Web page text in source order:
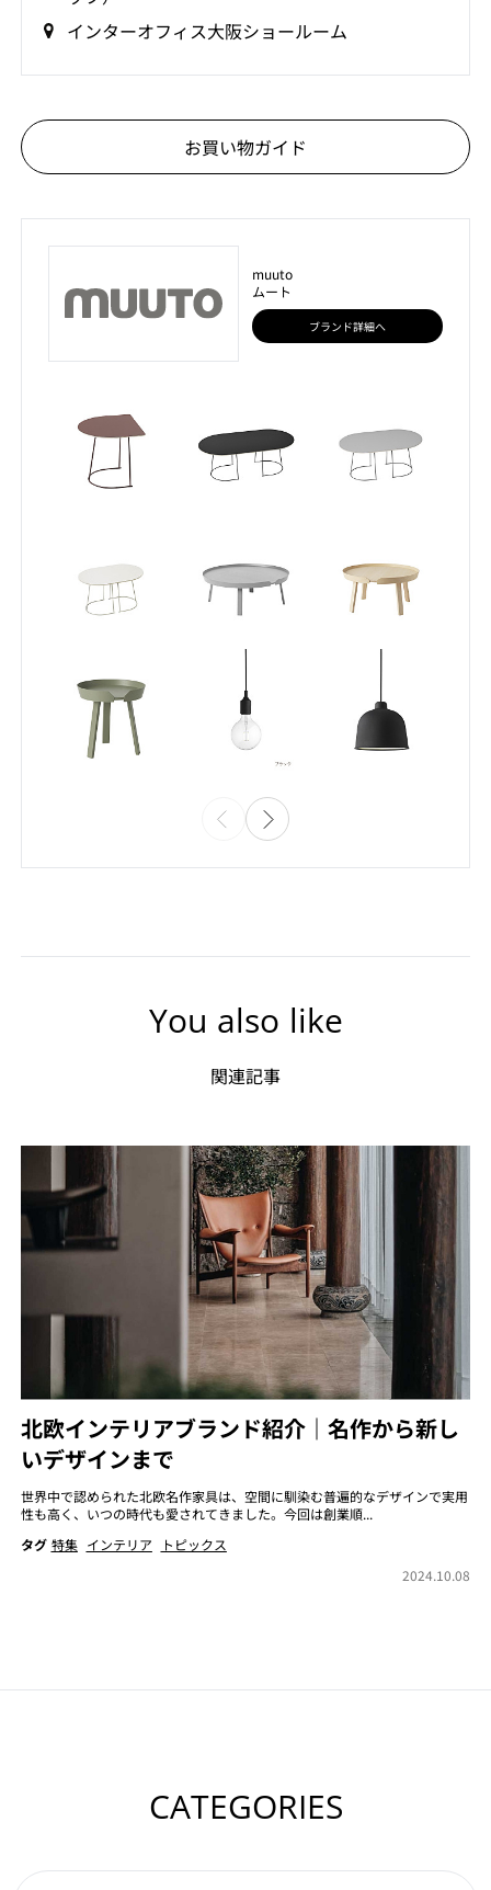
インターオフィス大阪ショールーム
お買い物ガイド
muuto
ムート
ブランド詳細へ
You also like
関連記事
北欧インテリアブランド紹介｜名作から新し
いデザインまで
世界中で認められた北欧名作家具は、空間に馴染む普遍的なデザインで実用
性も高く、いつの時代も愛されてきました。今回は創業順...
タグ 特集 インテリア
トピックス
2024.10.08
CATEGORIES